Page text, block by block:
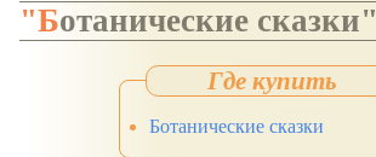
"Ботанические сказки"
Ботанические сказки